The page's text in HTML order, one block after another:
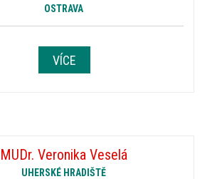
OSTRAVA
VÍCE
MUDr. Veronika Veselá
UHERSKÉ HRADIŠTĚ